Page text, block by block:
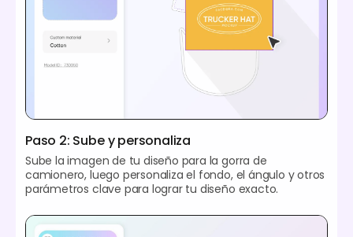
Paso 2: Sube y personaliza
Sube la imagen de tu diseño para la gorra de
camionero, luego personaliza el fondo, el ángulo y otros
parámetros clave para lograr tu diseño exacto.